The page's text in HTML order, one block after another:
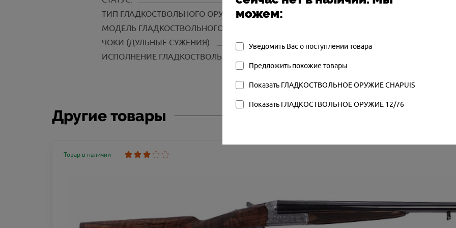
ТИП ГЛАДКОСТВОЛЬНОГО ОРУЖИЯ:
МОДЕЛЬ ГЛАДКОСТВОЛЬНОГО ОРУЖИЯ:
ЧОКИ (ДУЛЬНЫЕ СУЖЕНИЯ): ЧОКИ 1/4-3/4
ИСПОЛНЕНИЕ ГЛАДКОСТВОЛЬНОГО ОРУЖИЯ:
можем:
Уведомить Вас о поступлении товара
Предложить похожие товары
Показать ГЛАДКОСТВОЛЬНОЕ ОРУЖИЕ CHAPUIS
Показать ГЛАДКОСТВОЛЬНОЕ ОРУЖИЕ 12/76
Другие товары
Товар в наличии